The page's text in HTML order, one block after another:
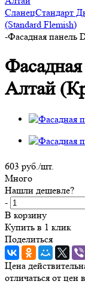
СланецСтандарт
(Standard Flemish)
-Фасадная панель
Алтай
603 руб./шт.
Много
Нашли дешевле?
-
В корзину
Купить в 1 клик
Поделиться
Цена
отличаться от цен